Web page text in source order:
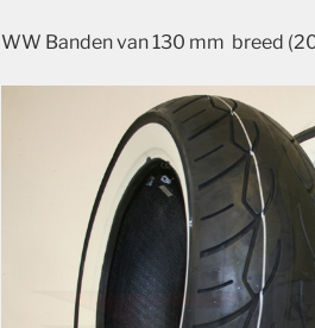
WW Banden van 130 mm breed